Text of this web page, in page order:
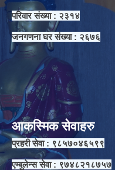
परिवार संख्या : २३१४
जनगणना घर संख्या : २६७६
आकस्मिक सेवाहरु
प्रहरी सेवा : ९८५७०४६५९९
एम्बुलेन्स सेवा : ९७४८२१८७५७